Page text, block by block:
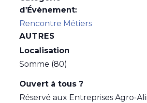
d’Évènement:
Rencontre Métiers
AUTRES
Localisation
Somme (80)
Ouvert à tous ?
Réservé aux Entreprises Agro-